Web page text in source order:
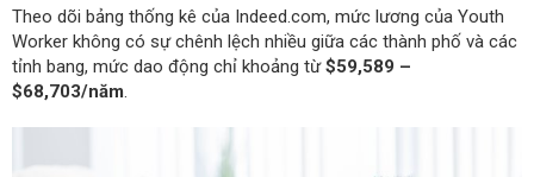
Theo dõi bảng thống kê của Indeed.com, mức lương của Youth
Worker không có sự chênh lệch nhiều giữa các thành phố và các
tỉnh bang, mức dao động chỉ khoảng từ$59,589 –
$68,703/năm.